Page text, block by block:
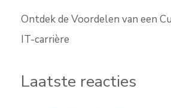
Ontdek de Voordelen van een
IT-carrière
Laatste reacties